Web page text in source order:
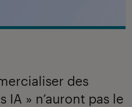
des
» n’auront pas le